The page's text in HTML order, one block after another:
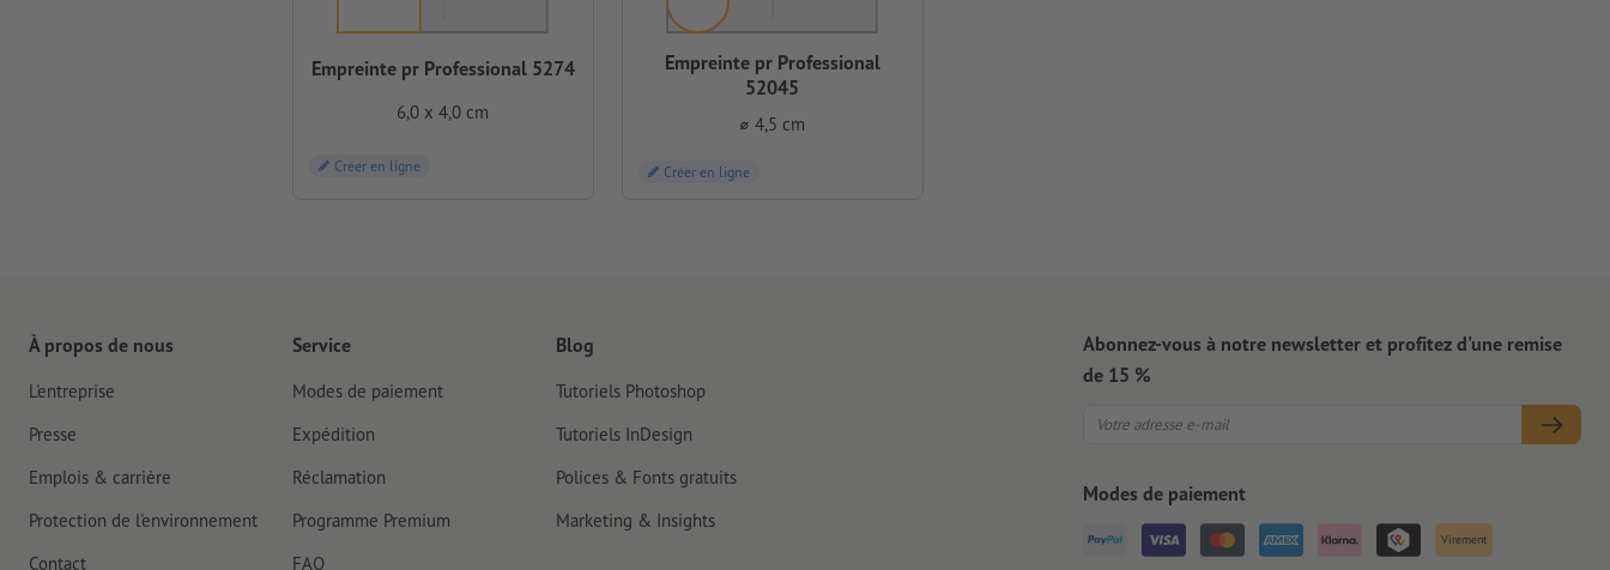
Empreinte pr Professional 5274
6,0 x 4,0 cm
Créer en ligne
Empreinte pr Professional
52045
⌀ 4,5 cm
Créer en ligne
À propos de nous
L'entreprise
Presse
Emplois & carrière
Protection de l'environnement
Contact
Service
Modes de paiement
Expédition
Réclamation
Programme Premium
FAQ
Blog
Tutoriels Photoshop
Tutoriels InDesign
Polices & Fonts gratuits
Marketing & Insights
Abonnez-vous à notre newsletter et profitez d'une remise
de 15 %
Modes de paiement
Virement